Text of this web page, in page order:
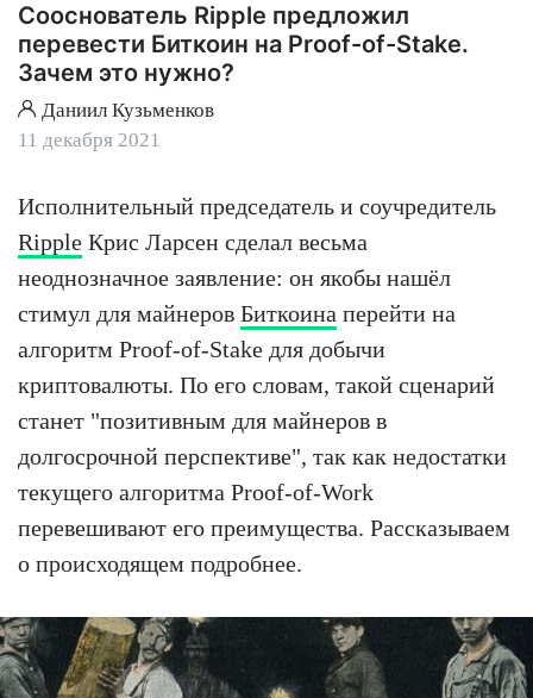
Сооснователь Ripple предложил
перевести Биткоин на Proof-of-Stake.
Зачем это нужно?
Даниил Кузьменков
11 декабря 2021
Исполнительный председатель и соучредитель
Ripple Крис Ларсен сделал весьма
неоднозначное заявление: он якобы нашёл
стимул для майнеров Биткоина перейти на
алгоритм Proof-of-Stake для добычи
криптовалюты. По его словам, такой сценарий
станет "позитивным для майнеров в
долгосрочной перспективе", так как недостатки
текущего алгоритма Proof-of-Work
перевешивают его преимущества. Рассказываем
о происходящем подробнее.